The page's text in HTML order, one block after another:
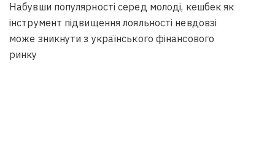
Набувши популярності серед молоді, кешбек як
інструмент підвищення лояльності невдовзі
може зникнути з українського фінансового
ринку